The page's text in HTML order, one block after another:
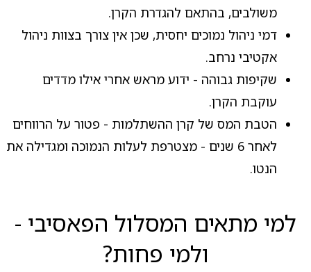
משולבים, בהתאם להגדרת הקרן.
דמי ניהול נמוכים יחסית, שכן אין צורך בצוות ניהול
אקטיבי נרחב.
שקיפות גבוהה - ידוע מראש אחרי אילו מדדים
עוקבת הקרן.
הטבת המס של קרן ההשתלמות - פטור על הרווחים
לאחר 6 שנים - מצטרפת לעלות הנמוכה ומגדילה את
הנטו.
למי מתאים המסלול הפאסיבי -
ולמי פחות?